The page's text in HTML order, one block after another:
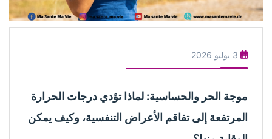
3 يوليو 2026
موجة الحر والحساسية: لماذا تؤدي درجات الحرارة
المرتفعة إلى تفاقم الأعراض التنفسية، وكيف يمكن